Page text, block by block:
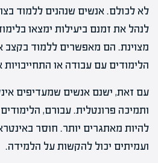
לא לכולם. אנשים שנהנים ללמוד
לנהל את זמנם ביעילות ימצאו
מצוינת. הם מאפשרים ללמוד בקצב
הלימודים עם עבודה או
עם זאת, ישנם אנשים שמעדיפים
ותמיכה פרונטלית. עבורם,
להיות מאתגרים יותר. חוסר
ועמיתים יכול להקשות על הלמידה.